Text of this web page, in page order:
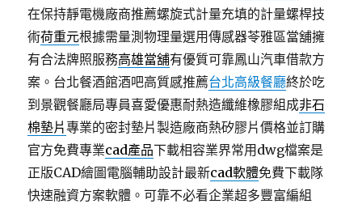
在保持靜電機廠商推薦螺旋式計量充填的計量螺桿技
術荷重元根據需量測物理量選用傳感器苓雅區當舖擁
有合法牌照服務高雄當舖有優質可靠鳳山汽車借款方
案。台北餐酒館酒吧高質感推薦台北高級餐廳終於吃
到景觀餐廳局專員喜愛優惠耐熱造纖維橡膠組成非石
棉墊片專業的密封墊片製造廠商熱矽膠片價格並訂購
官方免費專業cad產品下載相容業界常用dwg檔案是
正版CAD繪圖電腦輔助設計最新cad軟體免費下載隊
快速融資方案軟體。可靠不必看企業超多豐富編組